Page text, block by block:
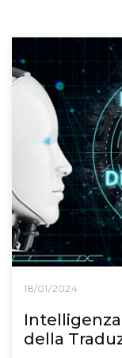
18/01/2024
della